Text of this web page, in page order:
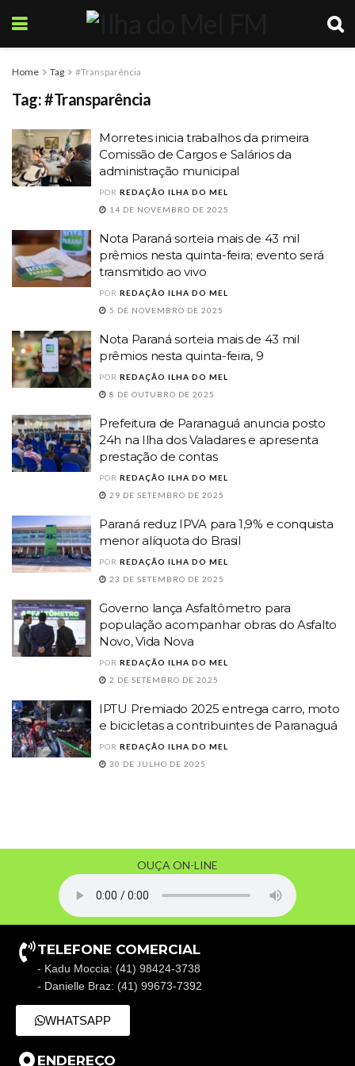
Home Tag #Transparência
Tag:#Transparência
Morretes inicia trabalhos da primeira
Comissão de Cargos e Salários da
administração municipal
POR REDAÇÃO ILHA DO MEL
14 DE NOVEMBRO DE 2025
Nota Paraná sorteia mais de 43 mil
prêmios nesta quinta-feira; evento será
transmitido ao vivo
POR REDAÇÃO ILHA DO MEL
5 DE NOVEMBRO DE 2025
Nota Paraná sorteia mais de 43 mil
prêmios nesta quinta-feira, 9
POR REDAÇÃO ILHA DO MEL
8 DE OUTUBRO DE 2025
Prefeitura de Paranaguá anuncia posto
24h na Ilha dos Valadares e apresenta
prestação de contas
POR REDAÇÃO ILHA DO MEL
29 DE SETEMBRO DE 2025
Paraná reduz IPVA para 1,9% e conquista
menor alíquota do Brasil
POR REDAÇÃO ILHA DO MEL
23 DE SETEMBRO DE 2025
Governo lança Asfaltômetro para
população acompanhar obras do Asfalto
Novo, Vida Nova
POR REDAÇÃO ILHA DO MEL
2 DE SETEMBRO DE 2025
IPTU Premiado 2025 entrega carro, moto
e bicicletas a contribuintes de Paranaguá
POR REDAÇÃO ILHA DO MEL
30 DE JULHO DE 2025
OUÇA ON-LINE
TELEFONE COMERCIAL
- Kadu Moccia: (41) 98424-3738
- Danielle Braz: (41) 99673-7392
WHATSAPP
ENDEREÇO